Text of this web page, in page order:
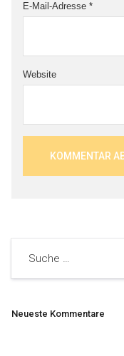
E-Mail-Adresse *
Website
Neueste Kommentare